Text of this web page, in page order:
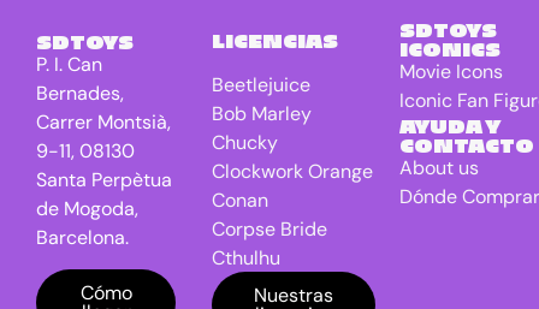
SDTOYS
P. I. Can
Bernades,
Carrer Montsià,
9-11, 08130
Santa Perpètua
de Mogoda,
Barcelona.
Cómo
LICENCIAS
Beetlejuice
Bob Marley
Chucky
Clockwork Orange
Conan
Corpse Bride
Cthulhu
DC Universe
Nuestras
SDTOYS
ICONICS
Movie Icons
Iconic Fan
AYUDA Y
CONTACTO
About us
Dónde Comprar